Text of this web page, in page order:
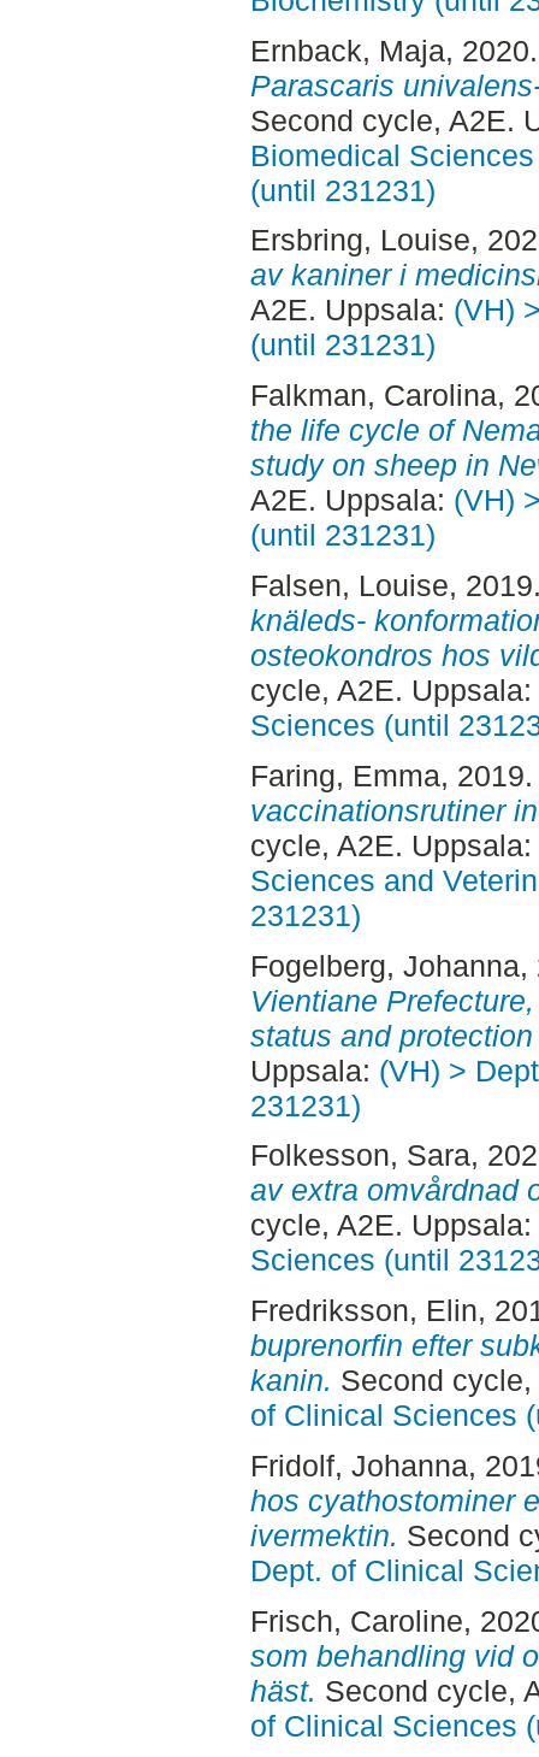
Ernback, Maja,
Parascaris
Second cycle, A2E.
Biomedical
(until 231231)
Ersbring, Louise,
av kaniner i
A2E. Uppsala: (VH)
(until 231231)
Falkman, Carolina,
the life cycle of
study on sheep in
A2E. Uppsala: (VH)
(until 231231)
Falsen, Louise,
knäleds-
osteokondros hos
cycle, A2E. Uppsala:
Sciences (until
Faring, Emma,
vaccinationsrutiner
cycle, A2E. Uppsala:
Sciences and
231231)
Fogelberg, Johanna,
Vientiane
status and
Uppsala: (VH) >
231231)
Folkesson, Sara,
av extra omvårdnad
cycle, A2E. Uppsala:
Sciences (until
Fredriksson, Elin,
buprenorfin efter
kanin. Second
of Clinical Sciences
Fridolf, Johanna,
hos cyathostominer
ivermektin. Second
Dept. of Clinical
Frisch, Caroline,
som behandling vid
häst. Second cycle,
of Clinical Sciences